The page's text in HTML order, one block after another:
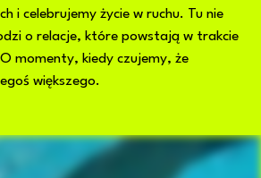
i celebrujemy życie w ruchu. Tu nie
o relacje, które powstają w trakcie
momenty, kiedy czujemy, że
większego.